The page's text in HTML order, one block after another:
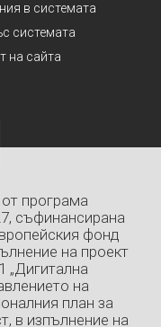
в системата
системата
на сайта
програма
съфинансирана
фонд
на проект
„Дигитална
на
план за
в изпълнение на